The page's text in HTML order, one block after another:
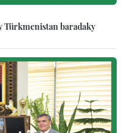
Türkmenistan baradaky